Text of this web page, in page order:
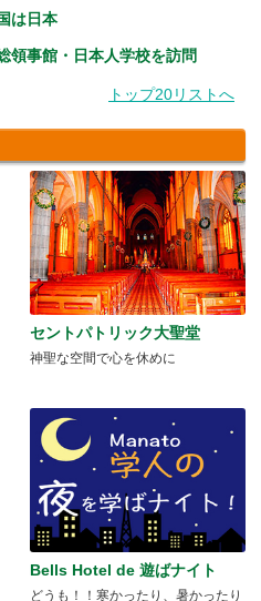
は日本
領事館・日本人学校を訪問
トップ20リストへ
セントパトリック大聖堂
神聖な空間で心を休めに
Bells Hotel de 遊ばナイト
どうも！！寒かったり、暑かったり